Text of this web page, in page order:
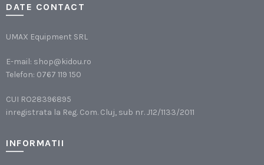
DATE CONTACT
UMAX Equipment SRL
E-mail: shop@kidou.ro
Telefon: 0767 119 150
CUI RO28396895
inregistrata la Reg. Com. Cluj, sub nr. J12/1133/2011
INFORMATII